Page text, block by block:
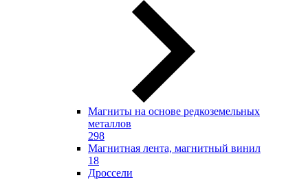
Магниты на основе редкоземельных
металлов
298
Магнитная лента, магнитный винил
18
Дроссели